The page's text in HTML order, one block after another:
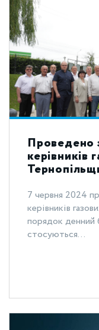
Проведено
керівників
7 червня 2024
керівників
порядок денний
стосуються...